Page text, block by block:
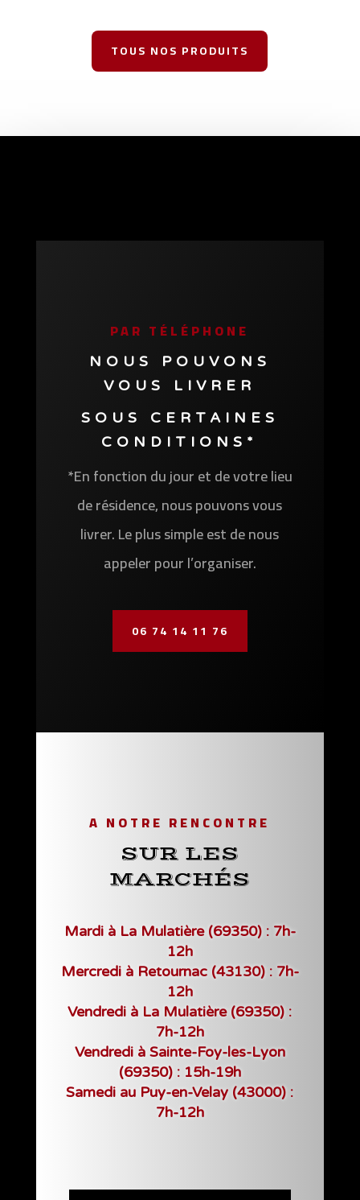
TOUS NOS PRODUITS
PAR TÉLÉPHONE
NOUS POUVONS
VOUS LIVRER
SOUS CERTAINES
CONDITIONS*
*En fonction du jour et de votre lieu
de résidence, nous pouvons vous
livrer. Le plus simple est de nous
appeler pour l’organiser.
‭06 74 14 11 76‬
A NOTRE RENCONTRE
SUR LES
MARCHÉS
Mardi à La Mulatière (69350) : 7h-
12h
Mercredi à Retournac (43130) : 7h-
12h
Vendredi à La Mulatière (69350) :
7h-12h
Vendredi à Sainte-Foy-les-Lyon
(69350) : 15h-19h
Samedi au Puy-en-Velay (43000) :
7h-12h